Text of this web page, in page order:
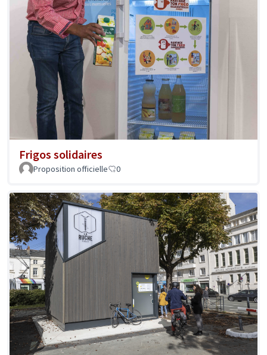
Frigos solidaires
Proposition officielle 0